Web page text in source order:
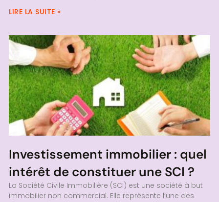
LIRE LA SUITE »
Investissement immobilier : quel
intérêt de constituer une SCI ?
La Société Civile Immobilière (SCI) est une société à but
immobilier non commercial. Elle représente l’une des